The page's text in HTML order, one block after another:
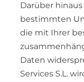
Darüber
bestimmten
die mit Ihrer
Daten
Services S.L.